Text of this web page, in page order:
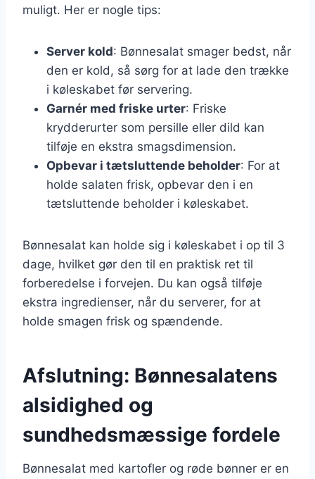
muligt. Her er nogle tips:
Server kold: Bønnesalat smager bedst, når
den er kold, så sørg for at lade den trække
i køleskabet før servering.
Garnér med friske urter: Friske
krydderurter som persille eller dild kan
tilføje en ekstra smagsdimension.
Opbevar i tætsluttende beholder: For at
holde salaten frisk, opbevar den i en
tætsluttende beholder i køleskabet.
Bønnesalat kan holde sig i køleskabet i op til 3
dage, hvilket gør den til en praktisk ret til
forberedelse i forvejen. Du kan også tilføje
ekstra ingredienser, når du serverer, for at
holde smagen frisk og spændende.
Afslutning: Bønnesalatens
alsidighed og
sundhedsmæssige fordele
Bønnesalat med kartofler og røde bønner er en